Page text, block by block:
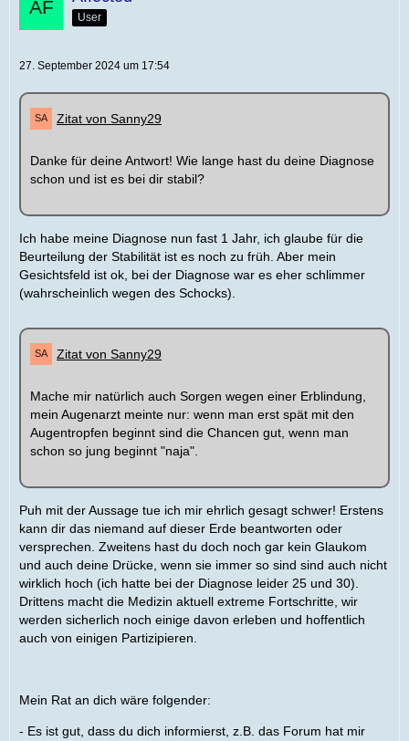
User
27. September 2024 um 17:54
Zitat von Sanny29
Danke für deine Antwort! Wie lange hast du deine Diagnose
schon und ist es bei dir stabil?
Ich habe meine Diagnose nun fast 1 Jahr, ich glaube für die
Beurteilung der Stabilität ist es noch zu früh. Aber mein
Gesichtsfeld ist ok, bei der Diagnose war es eher schlimmer
(wahrscheinlich wegen des Schocks).
Zitat von Sanny29
Mache mir natürlich auch Sorgen wegen einer Erblindung,
mein Augenarzt meinte nur: wenn man erst spät mit den
Augentropfen beginnt sind die Chancen gut, wenn man
schon so jung beginnt "naja".
Puh mit der Aussage tue ich mir ehrlich gesagt schwer! Erstens
kann dir das niemand auf dieser Erde beantworten oder
versprechen. Zweitens hast du doch noch gar kein Glaukom
und auch deine Drücke, wenn sie immer so sind sind auch nicht
wirklich hoch (ich hatte bei der Diagnose leider 25 und 30).
Drittens macht die Medizin aktuell extreme Fortschritte, wir
werden sicherlich noch einige davon erleben und hoffentlich
auch von einigen Partizipieren.
Mein Rat an dich wäre folgender:
- Es ist gut, dass du dich informierst, z.B. das Forum hat mir